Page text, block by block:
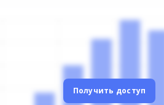
Получить доступ